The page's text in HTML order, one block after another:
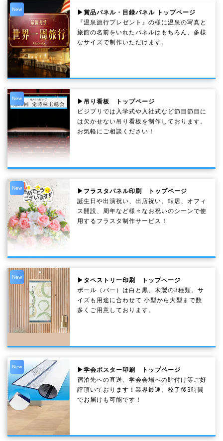
New
▶賞品パネル・目録パネル トップページ
『温泉旅行プレゼント』の様に温泉の写真と
旅館の名前をいれたパネルはもちろん、多様
なサイズで制作いただけます。
New
▶吊り看板 トップページ
ビジプリでは入学式や入社式など節目節目に
は欠かせない吊り看板を制作しております。
お気軽にご相談ください！
New
▶フラスタパネル印刷 トップページ
誕生日や出演祝い、出店祝い、転居、オフィ
ス開設、周年など様々なお祝いのシーンで使
用するフラスタ制作サービス！
New
▶タペストリー印刷 トップページ
ポール（バー）は白と黒、木製の3種類。サ
イズも用途に合わせて 小型から大型まで数
多くご用意しております。
New
▶学会ポスター印刷 トップページ
宿泊先への直送、学会会場への貼付け等ご好
評頂いております！業界最速、校了後3時間
でお届けも可能です！